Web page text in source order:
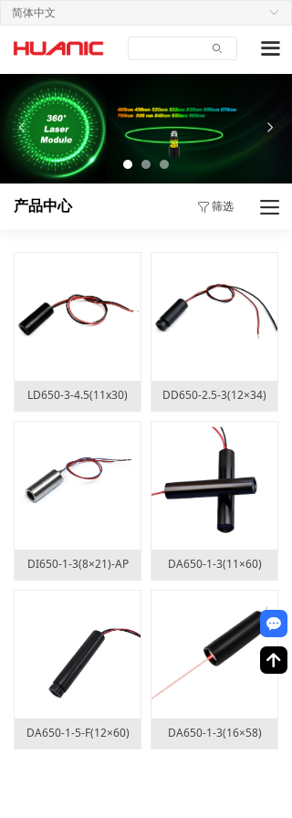
ꄙ 끀
首页
关于我们
产品中心
应用案例
技术支持
ꀅ
简体中文
넳 넲
产品中心 끀
ꁒ 筛选
LD650-3-4.5(11x30) DD650-2.5-3(12×34)
DI650-1-3(8×21)-AP DA650-1-3(11×60)
DA650-1-5-F(12×60) DA650-1-3(16×58)
끁
녕